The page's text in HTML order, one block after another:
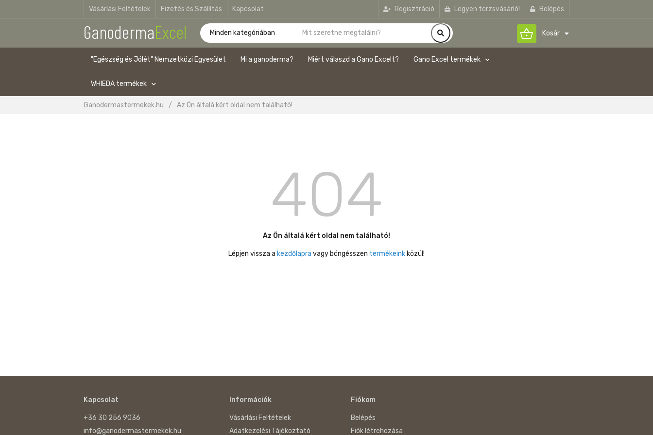
Vásárlási Feltételek Fizetés és Szállítás Kapcsolat Belépés
Legyen törzsvásárló!
Regisztráció
GanodermaExcel shopping_basket Kosár
"Egészség és Jólét" Nemzetközi Egyesület Mi a ganoderma? Miért válaszd a Gano Excelt? Gano Excel termékek
WHIEDA termékek
Ganodermastermekek.hu / Az Ön általá kért oldal nem található!
404
Az Ön általá kért oldal nem található!
Lépjen vissza a kezdőlapra vagy böngésszen termékeink közül!
Kapcsolat
+36 30 256 9036
info@ganodermastermekek.hu
Információk
Vásárlási Feltételek
Adatkezelési Tájékoztató
Fiókom
Belépés
Fiók létrehozása